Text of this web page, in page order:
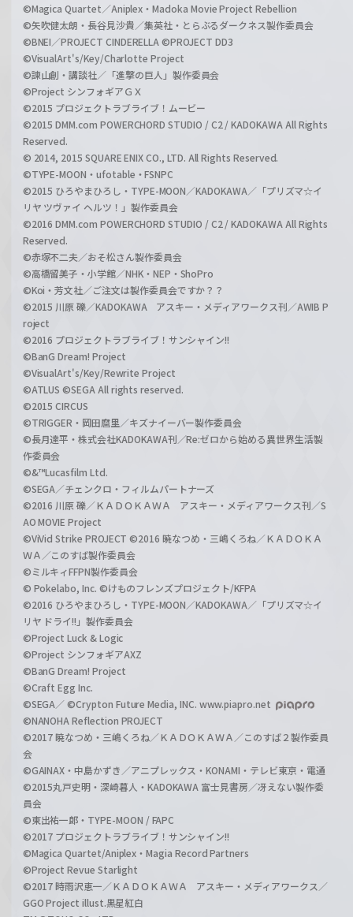
©Magica Quartet／Aniplex・Madoka Movie Project Rebellion
©矢吹健太朗・長谷見沙貴／集英社・とらぶるダークネス製作委員会
©BNEI／PROJECT CINDERELLA ©PROJECT DD3
©VisualArt's/Key/Charlotte Project
©諫山創・講談社／「進撃の巨人」製作委員会
©Project シンフォギアＧＸ
©2015 プロジェクトラブライブ！ムービー
©2015 DMM.com POWERCHORD STUDIO / C2 / KADOKAWA All Rights
Reserved.
© 2014, 2015 SQUARE ENIX CO., LTD. All Rights Reserved.
©TYPE-MOON・ufotable・FSNPC
©2015 ひろやまひろし・TYPE-MOON／KADOKAWA／「プリズマ☆イ
リヤ ツヴァイ ヘルツ！」製作委員会
©2016 DMM.com POWERCHORD STUDIO / C2 / KADOKAWA All Rights
Reserved.
©赤塚不二夫／おそ松さん製作委員会
©高橋留美子・小学館／NHK・NEP・ShoPro
©Koi・芳文社／ご注文は製作委員会ですか？？
©2015 川原 礫／KADOKAWA アスキー・メディアワークス刊／AWIB P
roject
©2016 プロジェクトラブライブ！サンシャイン!!
©BanG Dream! Project
©VisualArt's/Key/Rewrite Project
©ATLUS ©SEGA All rights reserved.
©2015 CIRCUS
©TRIGGER・岡田麿里／キズナイーバー製作委員会
©長月達平・株式会社KADOKAWA刊／Re:ゼロから始める異世界生活製
作委員会
©&™Lucasfilm Ltd.
©SEGA／チェンクロ・フィルムパートナーズ
©2016 川原 礫／ＫＡＤＯＫＡＷＡ アスキー・メディアワークス刊／S
AO MOVIE Project
©ViVid Strike PROJECT ©2016 暁なつめ・三嶋くろね／ＫＡＤＯＫＡ
ＷＡ／このすば製作委員会
©ミルキィFFPN製作委員会
© Pokelabo, Inc. ©けものフレンズプロジェクト/KFPA
©2016 ひろやまひろし・TYPE-MOON／KADOKAWA／「プリズマ☆イ
リヤ ドライ!!」製作委員会
©Project Luck & Logic
©Project シンフォギアAXZ
©BanG Dream! Project
©Craft Egg Inc.
©SEGA／ ©Crypton Future Media, INC. www.piapro.net
©NANOHA Reflection PROJECT
©2017 暁なつめ・三嶋くろね／ＫＡＤＯＫＡＷＡ／このすば２製作委員
会
©GAINAX・中島かずき／アニプレックス・KONAMI・テレビ東京・電通
©2015丸戸史明・深崎暮人・KADOKAWA 富士見書房／冴えない製作委
員会
©東出祐一郎・TYPE-MOON / FAPC
©2017 プロジェクトラブライブ！サンシャイン!!
©Magica Quartet/Aniplex・Magia Record Partners
©Project Revue Starlight
©2017 時雨沢恵一／ＫＡＤＯＫＡＷＡ アスキー・メディアワークス／
GGO Project illust.黒星紅白